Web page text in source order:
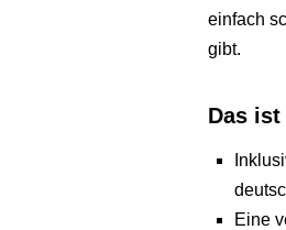
einfach
gibt.
Das ist
Eine